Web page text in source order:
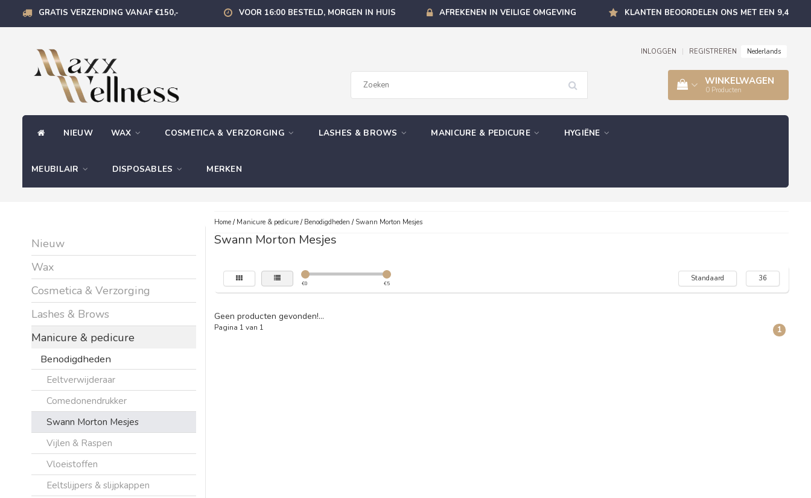
GRATIS VERZENDING VANAF €150,- VOOR 16:00 BESTELD, MORGEN IN HUIS AFREKENEN IN VEILIGE OMGEVING KLANTEN BEOORDELEN ONS MET EEN 9,4
INLOGGEN REGISTREREN Nederlands
WINKELWAGEN
0 Producten
NIEUW WAX COSMETICA & VERZORGING LASHES & BROWS MANICURE & PEDICURE HYGIËNE
MEUBILAIR DISPOSABLES MERKEN
Nieuw
Wax
Cosmetica & Verzorging
Lashes & Brows
Manicure & pedicure
Benodigdheden
Eeltverwijderaar
Comedonendrukker
Swann Morton Mesjes
Vijlen & Raspen
Vloeistoffen
Eeltslijpers & slijpkappen
Home/ Manicure & pedicure/ Benodigdheden / Swann Morton Mesjes
Swann Morton Mesjes
€0 €5
Standaard 36
Geen producten gevonden!...
Pagina 1 van 1 1